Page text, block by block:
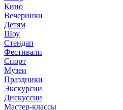
Кино
Вечеринки
Детям
Шоу
Стендап
Фестивали
Спорт
Музеи
Праздники
Экскурсии
Дискуссии
Мастер-классы